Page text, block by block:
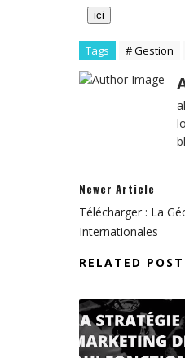
ici
Tags # Gestion
Newer Article
Télécharger : La
Internationales
RELATED